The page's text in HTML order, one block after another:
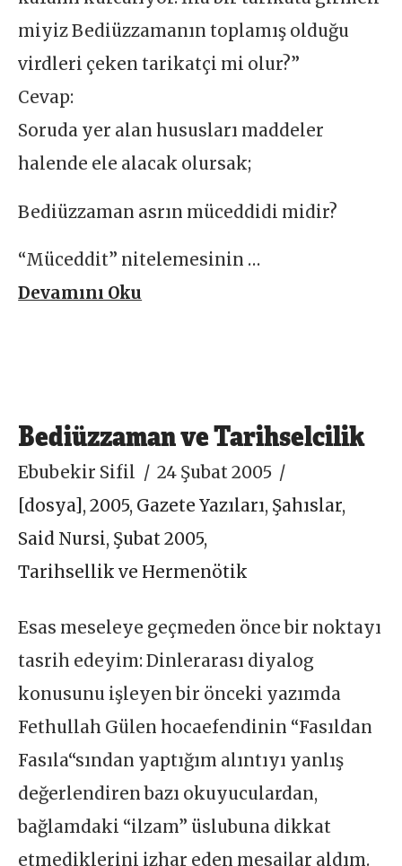
miyiz Bediüzzamanın toplamış olduğu
virdleri çeken tarikatçi mi olur?”
Cevap:
Soruda yer alan hususları maddeler
halende ele alacak olursak;
Bediüzzaman asrın müceddidi midir?
“Müceddit” nitelemesinin …
Devamını Oku
Bediüzzaman ve Tarihselcilik
Ebubekir Sifil
24 Şubat 2005
[dosya] ,2005, Gazete Yazıları, Şahıslar,
Said Nursi, Şubat 2005,
Tarihsellik ve Hermenötik
Esas meseleye geçmeden önce bir noktayı
tasrih edeyim: Dinlerarası diyalog
konusunu işleyen bir önceki yazımda
Fethullah Gülen hocaefendinin “Fasıldan
Fasıla“sından yaptığım alıntıyı yanlış
değerlendiren bazı okuyuculardan,
bağlamdaki “ilzam” üslubuna dikkat
etmediklerini izhar eden mesajlar aldım.